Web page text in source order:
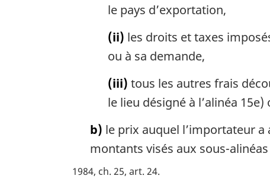
le pays d’exportation,
(ii) les droits et taxes
ou à sa demande,
(iii) tous les autres frais
le lieu désigné à l’alinéa
b) le prix auquel l’importateur a
montants visés aux sous-
1984, ch. 25, art. 24